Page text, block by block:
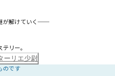
が解けていく──
リー。
ーリエ少尉
のです